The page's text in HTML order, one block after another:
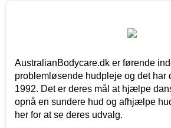
AustralianBodycare.dk er førende
problemløsende hudpleje og det har
1992. Det er deres mål at hjælpe
opnå en sundere hud og afhjælpe
her for at se deres udvalg.